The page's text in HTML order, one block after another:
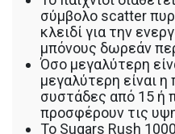
σύμβολο scatter
κλειδί για την
μπόνους δωρεάν
Όσο μεγαλύτερη
μεγαλύτερη είναι
συστάδες από 15 ή
προσφέρουν τις
Το Sugars Rush